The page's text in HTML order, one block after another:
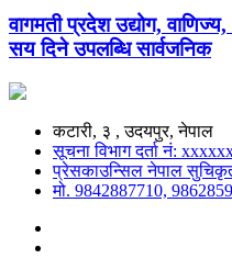
वागमती प्रदेश उद्योग,
सय दिने उपलब्धि सार्वजनिक
कटारी, ३ , उदयपुर, नेपाल
सूचना विभाग दर्ता नं:
प्रेसकाउन्सिल नेपाल
मो. 9842887710,